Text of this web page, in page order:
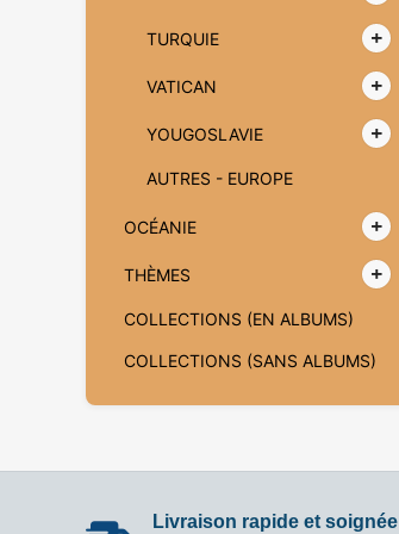
TURQUIE
VATICAN
YOUGOSLAVIE
AUTRES - EUROPE
OCÉANIE
THÈMES
COLLECTIONS (EN ALBUMS)
COLLECTIONS (SANS ALBUMS)
Livraison rapide et soignée